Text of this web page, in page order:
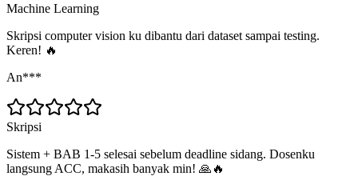
Machine Learning
Skripsi computer vision ku dibantu dari dataset sampai testing.
Keren! 🔥
An***
Skripsi
Sistem + BAB 1-5 selesai sebelum deadline sidang. Dosenku
langsung ACC, makasih banyak min! 🙏🔥